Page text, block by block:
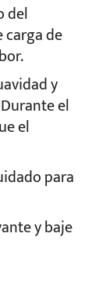
del
carga de
y
el
el
para
y baje